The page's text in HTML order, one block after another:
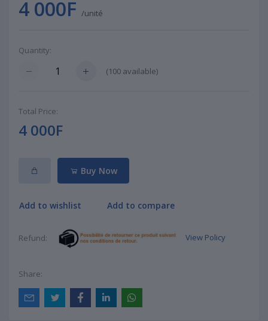
4 000F /unité
Quantity:
(100 available)
Total Price:
4 000F
Buy Now
Add to wishlist Add to compare
Refund: View Policy
Share: